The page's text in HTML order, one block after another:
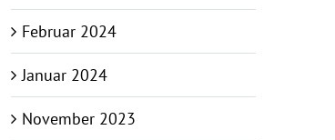
Februar 2024
Januar 2024
November 2023